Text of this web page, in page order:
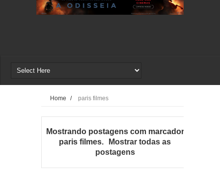
Home / paris filmes
Mostrando postagens com marcador
paris filmes.
Mostrar todas as
postagens